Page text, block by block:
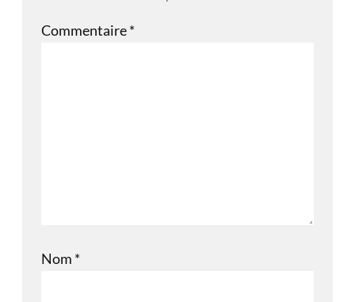
Commentaire*
Nom *